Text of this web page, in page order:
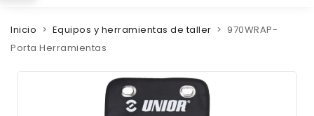
Inicio Equipos y herramientas de taller
970WRAP-
Porta Herramientas